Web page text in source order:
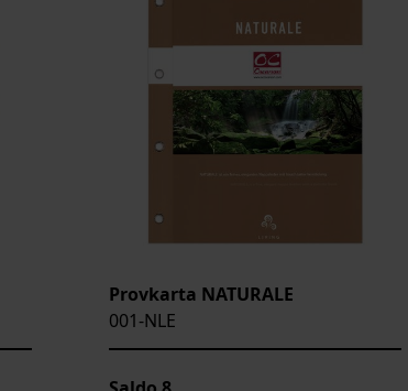
Provkarta NATURALE
001-NLE